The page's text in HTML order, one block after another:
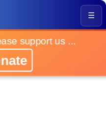
☰
support us ...